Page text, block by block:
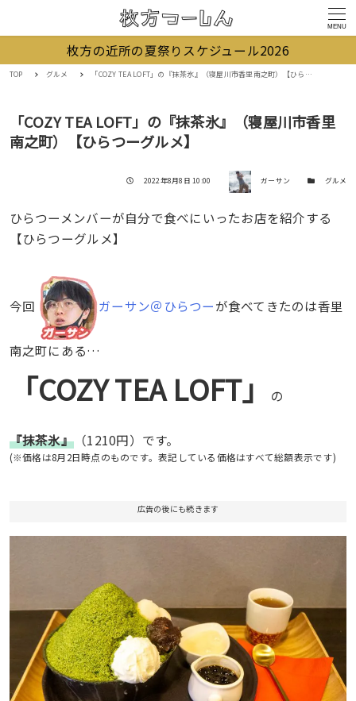
MENU
枚方の近所の夏祭りスケジュール2026
TOP グルメ 「COZY TEA LOFT」の『抹茶氷』（寝屋川市香里南之町）【ひらつーグルメ】
「COZY TEA LOFT」の『抹茶氷』（寝屋川市香里
南之町）【ひらつーグルメ】
投稿日
2022年8月8日 10:00 著者 ガーサン カテゴリー
グルメ
ひらつーメンバーが自分で食べにいったお店を紹介する
【ひらつーグルメ】
今回 ガーサン＠ひらつーが食べてきたのは香里
南之町にある…
「COZY TEA LOFT」 の
『抹茶氷』 （1210円）です。
(※価格は8月2日時点のものです。表記している価格はすべて総額表示です)
広告の後にも続きます